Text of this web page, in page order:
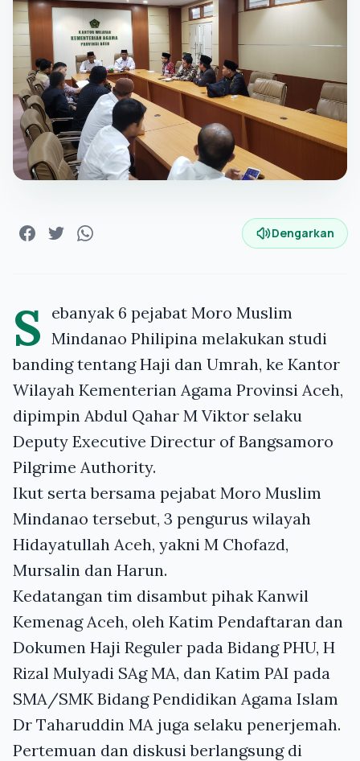
Dengarkan
S ebanyak 6 pejabat Moro Muslim
Mindanao Philipina melakukan studi
banding tentang Haji dan Umrah, ke Kantor
Wilayah Kementerian Agama Provinsi Aceh,
dipimpin Abdul Qahar M Viktor selaku
Deputy Executive Directur of Bangsamoro
Pilgrime Authority.
Ikut serta bersama pejabat Moro Muslim
Mindanao tersebut, 3 pengurus wilayah
Hidayatullah Aceh, yakni M Chofazd,
Mursalin dan Harun.
Kedatangan tim disambut pihak Kanwil
Kemenag Aceh, oleh Katim Pendaftaran dan
Dokumen Haji Reguler pada Bidang PHU, H
Rizal Mulyadi SAg MA, dan Katim PAI pada
SMA/SMK Bidang Pendidikan Agama Islam
Dr Taharuddin MA juga selaku penerjemah.
Pertemuan dan diskusi berlangsung di